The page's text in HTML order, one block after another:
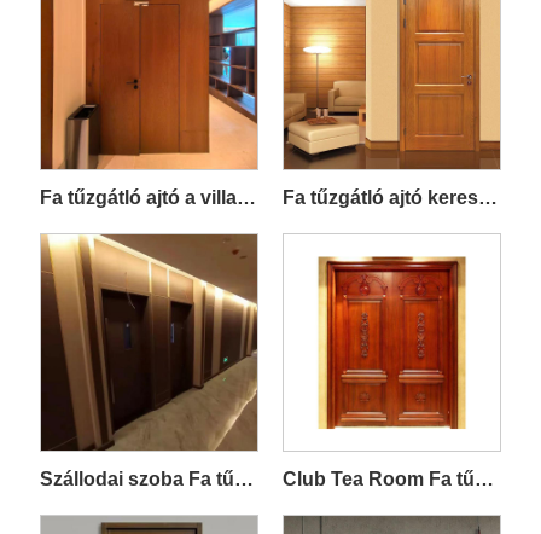
Fa tűzgátló ajtó a villa belsejéhez Fa tűzgátló ajtó kereskedelmi lakóépületekhez
Szállodai szoba Fa tűzálló ajtó Club Tea Room Fa tűzálló ajtó